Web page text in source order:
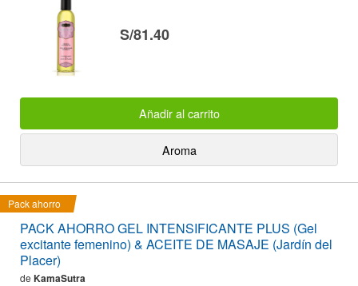
S/81.40
Añadir al carrito
Aroma
Pack ahorro
PACK AHORRO GEL INTENSIFICANTE PLUS (Gel
excitante femenino) & ACEITE DE MASAJE (Jardín del
Placer)
de KamaSutra